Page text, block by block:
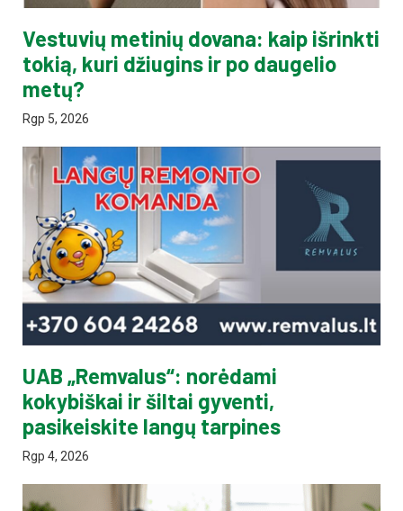
Vestuvių metinių dovana: kaip išrinkti
tokią, kuri džiugins ir po daugelio
metų?
Rgp 5, 2026
UAB „Remvalus“: norėdami
kokybiškai ir šiltai gyventi,
pasikeiskite langų tarpines
Rgp 4, 2026